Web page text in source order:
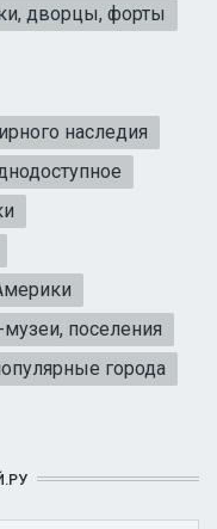
дворцы, форты
наследия
поселения
города